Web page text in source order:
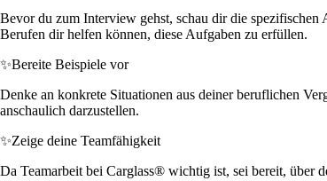
Bevor du zum Interview gehst, schau dir die
Berufen dir helfen können, diese Aufgaben zu erfüllen.
✨Bereite Beispiele vor
Denke an konkrete Situationen aus deiner beruflichen
anschaulich darzustellen.
✨Zeige deine Teamfähigkeit
Da Teamarbeit bei Carglass® wichtig ist, sei bereit, über